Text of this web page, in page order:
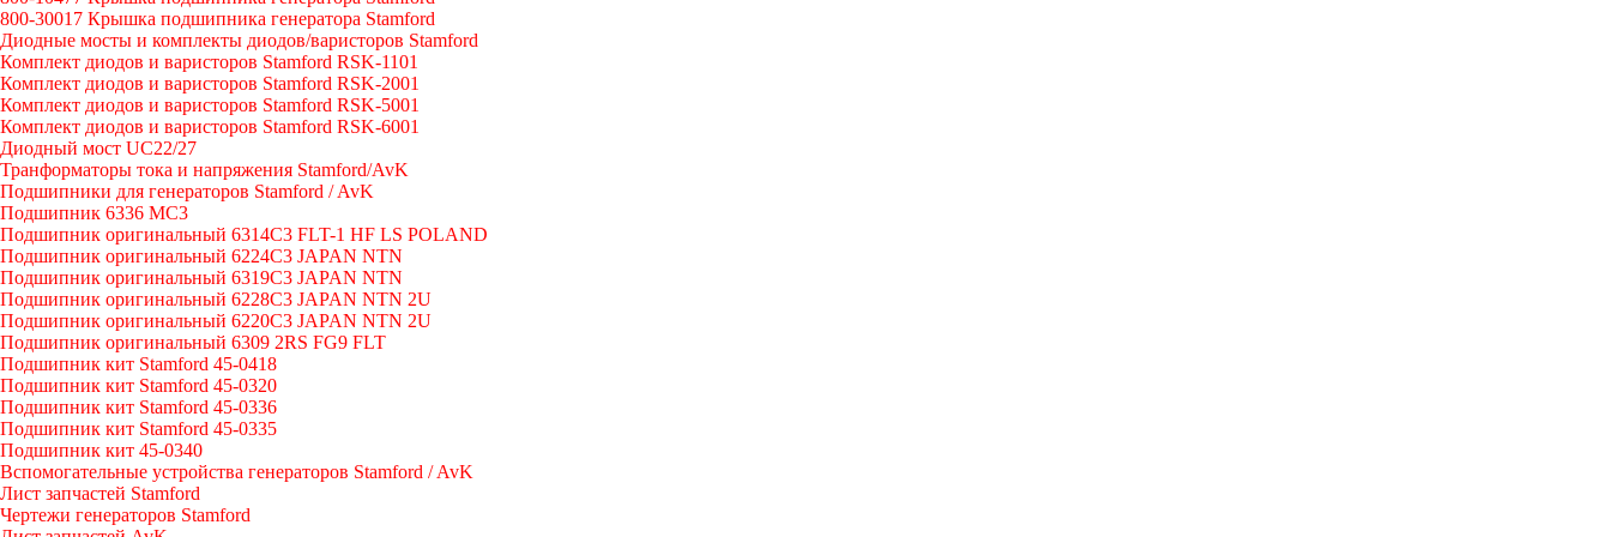
800-30017 Крышка подшипника генератора Stamford
Диодные мосты и комплекты диодов/варисторов Stamford
Комплект диодов и варисторов Stamford RSK-1101
Комплект диодов и варисторов Stamford RSK-2001
Комплект диодов и варисторов Stamford RSK-5001
Комплект диодов и варисторов Stamford RSK-6001
Диодный мост UC22/27
Транформаторы тока и напряжения Stamford/AvK
Подшипники для генераторов Stamford / AvK
Подшипник 6336 МС3
Подшипник оригинальный 6314C3 FLT-1 HF LS POLAND
Подшипник оригинальный 6224С3 JAPAN NTN
Подшипник оригинальный 6319C3 JAPAN NTN
Подшипник оригинальный 6228C3 JAPAN NTN 2U
Подшипник оригинальный 6220C3 JAPAN NTN 2U
Подшипник оригинальный 6309 2RS FG9 FLT
Подшипник кит Stamford 45-0418
Подшипник кит Stamford 45-0320
Подшипник кит Stamford 45-0336
Подшипник кит Stamford 45-0335
Подшипник кит 45-0340
Вспомогательные устройства генераторов Stamford / AvK
Лист запчастей Stamford
Чертежи генераторов Stamford